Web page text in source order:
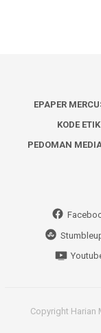
EPAPER
KODE ETIK
PEDOMAN
Copyright Harian